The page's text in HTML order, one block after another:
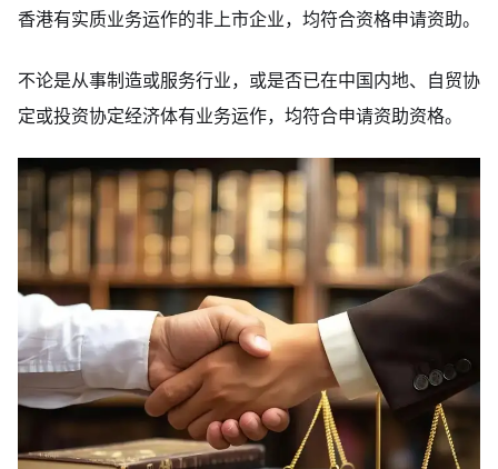
香港有实质业务运作的非上市企业，均符合资格申请资助。
不论是从事制造或服务行业，或是否已在中国内地、自贸协
定或投资协定经济体有业务运作，均符合申请资助资格。